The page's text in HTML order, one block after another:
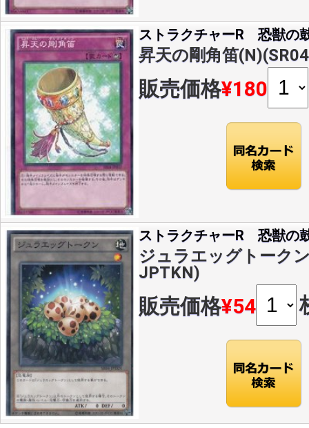
ストラクチャーR 恐獣の
昇天の剛角笛
販売価格¥180
ストラクチャーR 恐獣の
ジュラエッグトーク
JPTKN)
販売価格¥54